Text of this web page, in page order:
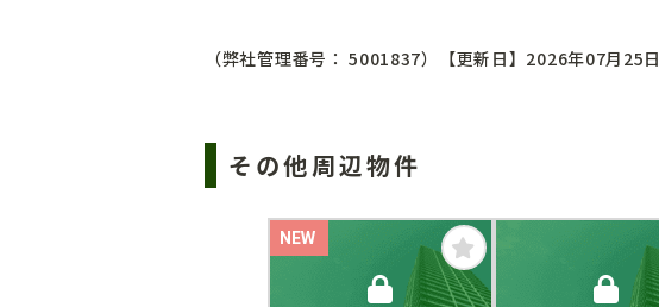
（弊社管理番号： 5001837） 【更新日】2026年07月25日
その他周辺物件
NEW